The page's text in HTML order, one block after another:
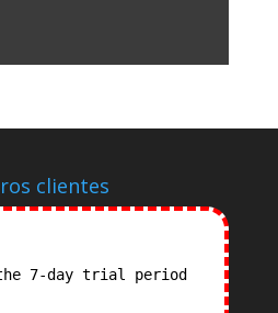
clientes
7-day trial period